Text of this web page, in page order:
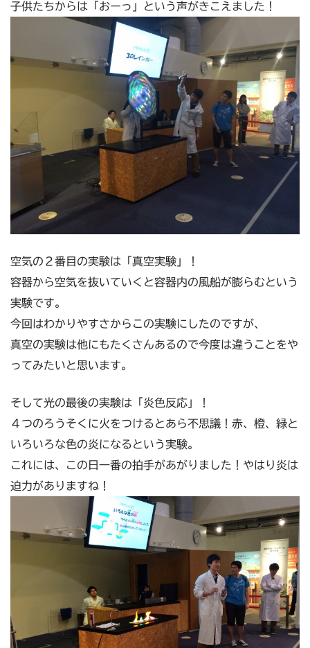
子供たちからは「おーっ」という声がきこえました！
空気の２番目の実験は「真空実験」！
容器から空気を抜いていくと容器内の風船が膨らむという
実験です。
今回はわかりやすさからこの実験にしたのですが、
真空の実験は他にもたくさんあるので今度は違うことをや
ってみたいと思います。
そして光の最後の実験は「炎色反応」！
４つのろうそくに火をつけるとあら不思議！赤、橙、緑と
いろいろな色の炎になるという実験。
これには、この日一番の拍手があがりました！やはり炎は
迫力がありますね！